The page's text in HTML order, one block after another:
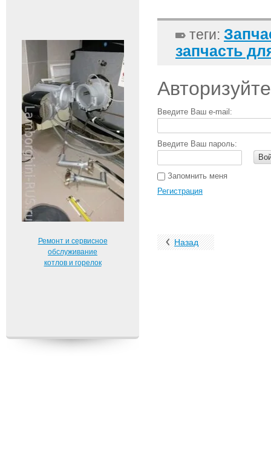
Ремонт и сервисное
обслуживание
котлов и горелок
теги:
запчасть
Введите Ваш e-mail:
Введите Ваш пароль:
Запомнить меня
Регистрация
Назад